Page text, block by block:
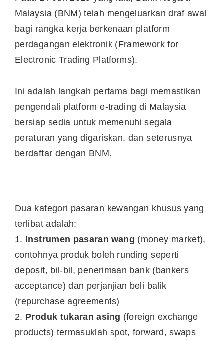
Malaysia (BNM) telah mengeluarkan draf awal
bagi rangka kerja berkenaan platform
perdagangan elektronik (Framework for
Electronic Trading Platforms).
Ini adalah langkah pertama bagi memastikan
pengendali platform e-trading di Malaysia
bersiap sedia untuk memenuhi segala
peraturan yang digariskan, dan seterusnya
berdaftar dengan BNM.
Dua kategori pasaran kewangan khusus yang
terlibat adalah:
1. Instrumen pasaran wang (money market),
contohnya produk boleh runding seperti
deposit, bil-bil, penerimaan bank (bankers
acceptance) dan perjanjian beli balik
(repurchase agreements)
2. Produk tukaran asing (foreign exchange
products) termasuklah spot, forward, swaps